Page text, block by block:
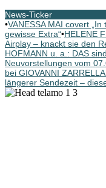
News-Ticker
•VANESSA MAI covert
gewisse Extra“•HELENE
Airplay – knackt sie den
HOFMANN u. a.: DAS
Neuvorstellungen vom
bei GIOVANNI
längerer Sendezeit –